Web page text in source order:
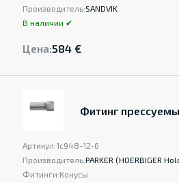
Производитель:SANDVIK
В наличии ✔
Цена:584 €
Фитинг
Артикул:1c948-12-6
Производитель:PARKER (HOERBIGER
Фитинги:Конусы